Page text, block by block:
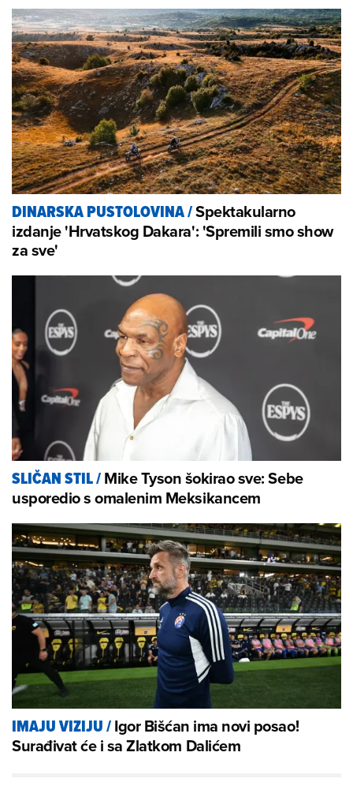
DINARSKA PUSTOLOVINA/Spektakularno
izdanje 'Hrvatskog Dakara': 'Spremili smo show
za sve'
SLIČAN STIL/Mike Tyson šokirao sve: Sebe
usporedio s omalenim Meksikancem
IMAJU VIZIJU/Igor Bišćan ima novi posao!
Surađivat će i sa Zlatkom Dalićem